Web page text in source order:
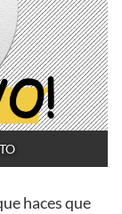
haces que